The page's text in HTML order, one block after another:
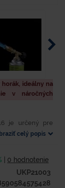
ideálny na
v náročných
je určený pre
a pod. S
celý popis
0 hodnotenie
UKP21003